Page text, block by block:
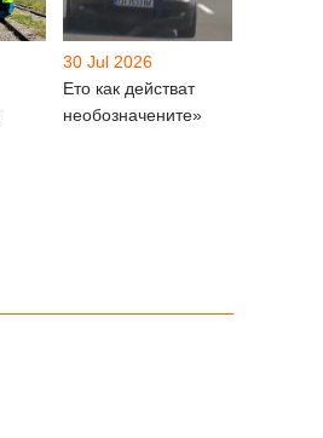
30 Jul 2026
Ето как действат
необозначените»